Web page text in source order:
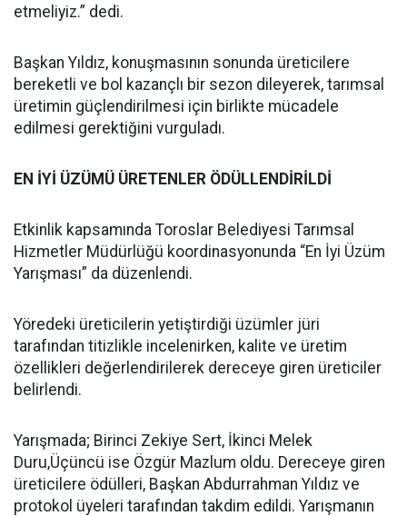
etmeliyiz.” dedi.
Başkan Yıldız, konuşmasının sonunda üreticilere
bereketli ve bol kazançlı bir sezon dileyerek, tarımsal
üretimin güçlendirilmesi için birlikte mücadele
edilmesi gerektiğini vurguladı.
EN İYİ ÜZÜMÜ ÜRETENLER ÖDÜLLENDİRİLDİ
Etkinlik kapsamında Toroslar Belediyesi Tarımsal
Hizmetler Müdürlüğü koordinasyonunda “En İyi Üzüm
Yarışması” da düzenlendi.
Yöredeki üreticilerin yetiştirdiği üzümler jüri
tarafından titizlikle incelenirken, kalite ve üretim
özellikleri değerlendirilerek dereceye giren üreticiler
belirlendi.
Yarışmada; Birinci Zekiye Sert, İkinci Melek
Duru,Üçüncü ise Özgür Mazlum oldu. Dereceye giren
üreticilere ödülleri, Başkan Abdurrahman Yıldız ve
protokol üyeleri tarafından takdim edildi. Yarışmanın